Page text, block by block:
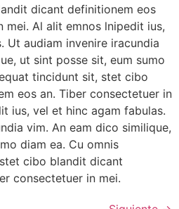
dicant definitionem eos
mei. Al alit emnos lnipedit ius,
Ut audiam invenire iracundia
ut sint posse sit, eum sumo
tincidunt sit, stet cibo
eos an. Tiber consectetuer in
ius, vel et hinc agam fabulas.
vim. An eam dico similique,
diam ea. Cu omnis
cibo blandit dicant
consectetuer in mei.